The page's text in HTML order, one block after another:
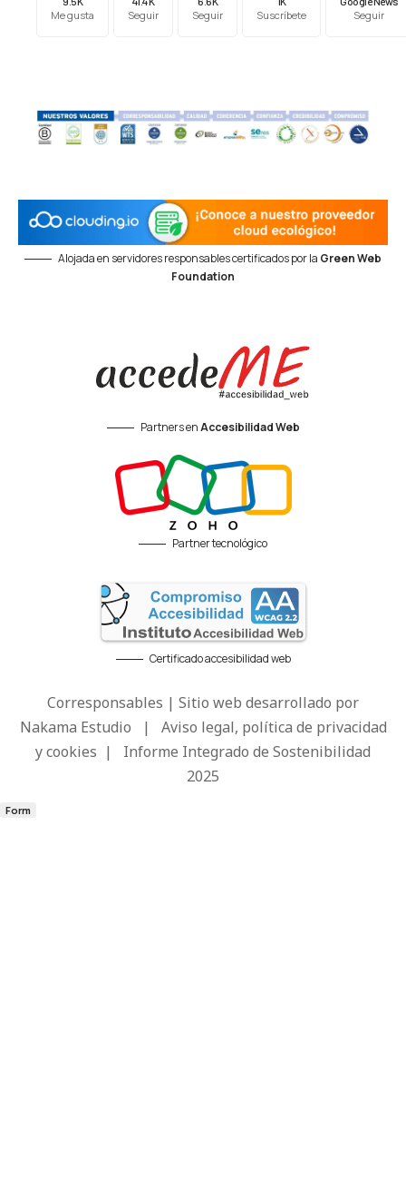
Me gusta Seguir Seguir Suscríbete Seguir
Alojada en servidores responsables certificados por la Green Web
Foundation
Partners enAccesibilidad Web
Partner tecnológico
Certificado accesibilidad web
Corresponsables | Sitio web desarrollado por
Nakama Estudio | Aviso legal, política de privacidad
y cookies | Informe Integrado de Sostenibilidad
2025
Form